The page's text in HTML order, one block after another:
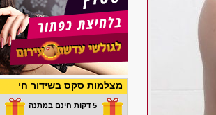
מצלמות סקס בשידור חי
5 דקות חינם במתנה